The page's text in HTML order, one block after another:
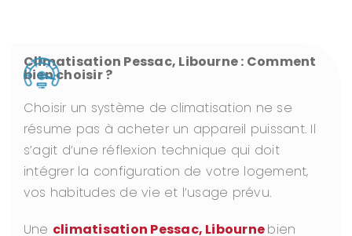
Climatisation Pessac, Libourne : Comment
bien choisir ?
Choisir un système de climatisation ne se
résume pas à acheter un appareil puissant. Il
s’agit d’une réflexion technique qui doit
intégrer la configuration de votre logement,
vos habitudes de vie et l’usage prévu.
Une climatisation Pessac, Libournebien